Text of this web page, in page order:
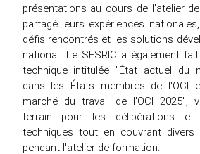
présentations au cours de l'atelier
partagé leurs expériences
défis rencontrés et les solutions
national. Le SESRIC a également
technique intitulée "État actuel du
dans les États membres de l'OCI
marché du travail de l'OCI 2025",
terrain pour les délibérations et
techniques tout en couvrant
pendant l'atelier de formation.